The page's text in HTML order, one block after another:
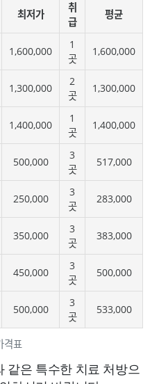
격표
최저가
취
급
평균
1,600,000
1
곳
1,600,000
1,300,000
2
곳
1,300,000
1,400,000
1
곳
1,400,000
500,000
3
곳
517,000
250,000
3
곳
283,000
350,000
3
곳
383,000
450,000
3
곳
500,000
500,000
3
곳
533,000
같은 특수한 치료 처방으